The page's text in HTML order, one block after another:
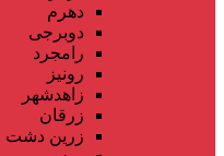
دهرم
دوبرجی
رامجرد
رونیز
زاهدشهر
زرقان
زرین دشت